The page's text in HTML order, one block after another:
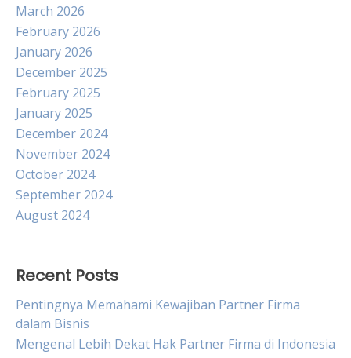
March 2026
February 2026
January 2026
December 2025
February 2025
January 2025
December 2024
November 2024
October 2024
September 2024
August 2024
Recent Posts
Pentingnya Memahami Kewajiban Partner Firma
dalam Bisnis
Mengenal Lebih Dekat Hak Partner Firma di Indonesia